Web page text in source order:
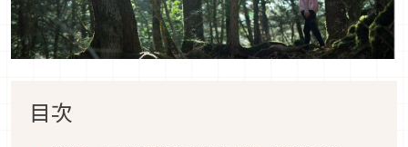
目次